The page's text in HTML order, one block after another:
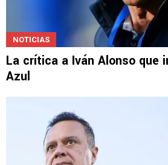
NOTICIAS
La crítica a Iván Alonso que
Azul